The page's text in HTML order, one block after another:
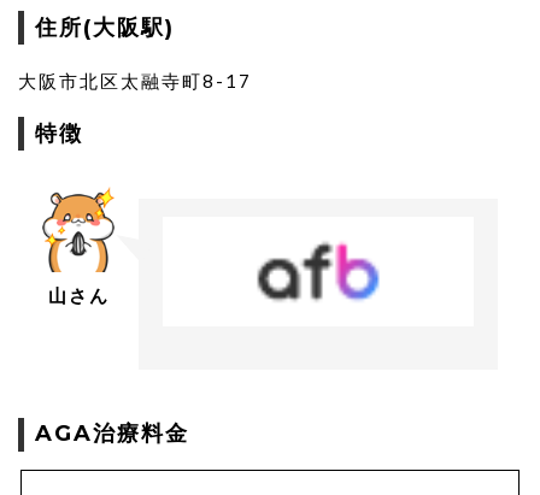
100グラフト(8.5c㎡) 100,000円
500グラフト(42.5c㎡) 500,000円
1,000グラフト(85c㎡) 1,000,000円
住所(大阪駅)
大阪市北区太融寺町8-17
特徴
山さん
AGA治療料金